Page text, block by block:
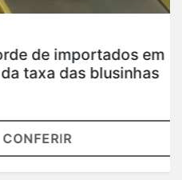
importados em
das blusinhas